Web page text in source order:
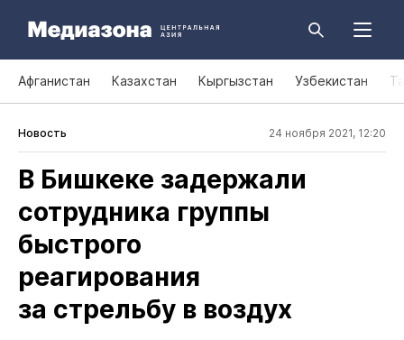
Афганистан Казахстан Кыргызстан Узбекистан
Новость 24 ноября 2021, 12:20
В Бишкеке задержали
сотрудника группы
быстрого
реагирования
за стрельбу в воздух